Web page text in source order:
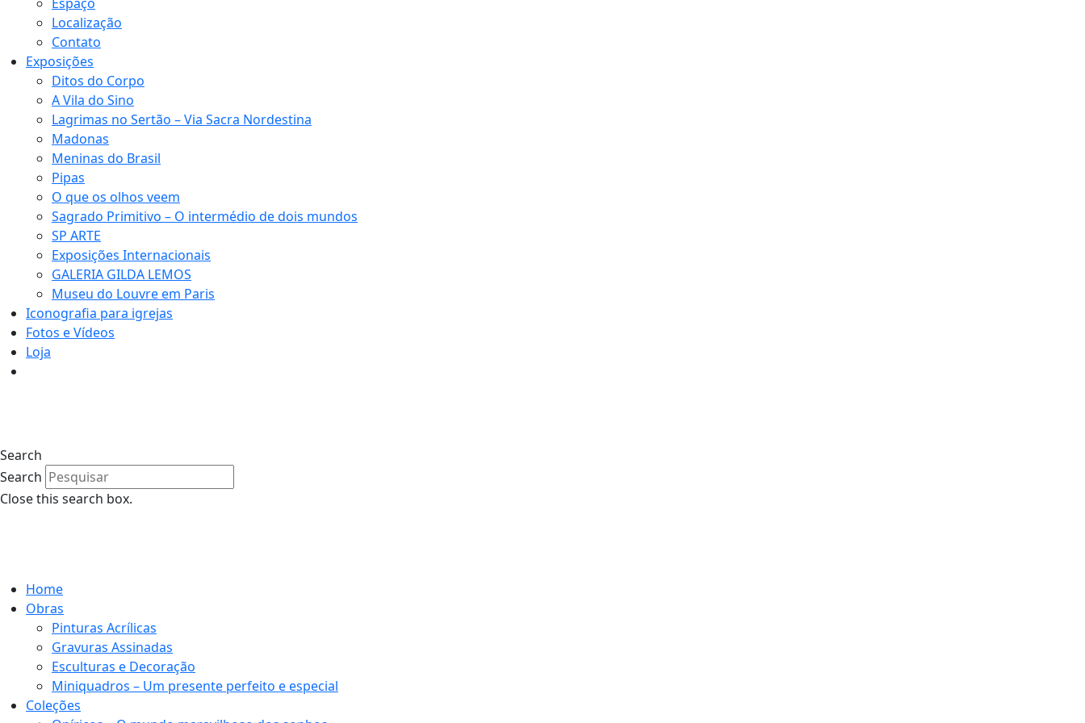
Localização
Contato
Exposições
Ditos do Corpo
A Vila do Sino
Lagrimas no Sertão – Via Sacra Nordestina
Madonas
Meninas do Brasil
Pipas
O que os olhos veem
Sagrado Primitivo – O intermédio de dois mundos
SP ARTE
Exposições Internacionais
GALERIA GILDA LEMOS
Museu do Louvre em Paris
Iconografia para igrejas
Fotos e Vídeos
Loja
Search
Search
Close this search box.
Home
Obras
Pinturas Acrílicas
Gravuras Assinadas
Esculturas e Decoração
Miniquadros – Um presente perfeito e especial
Coleções